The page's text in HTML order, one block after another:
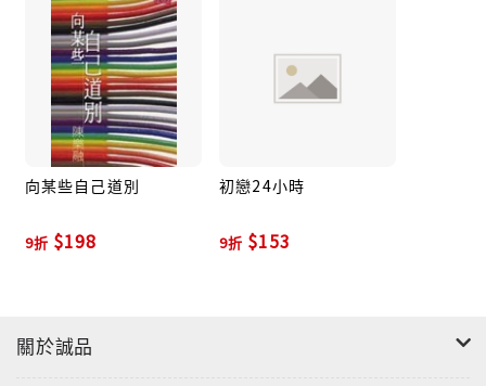
向某些自己道別
9折 $198
初戀24小時
9折 $153
關於誠品